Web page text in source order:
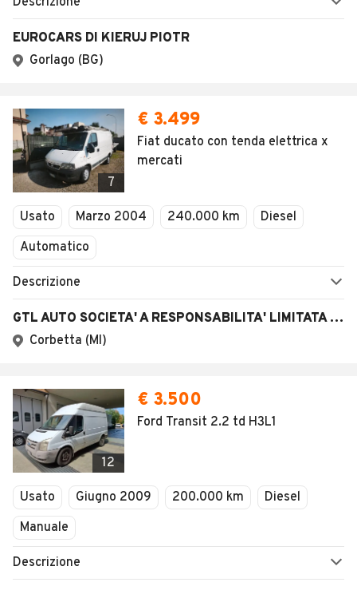
EUROCARS DI KIERUJ PIOTR
Gorlago (BG)
7
€ 3.499
Fiat ducato con tenda elettrica x
mercati
Usato Marzo 2004 240.000 km
Diesel
Automatico
Descrizione
GTL AUTO SOCIETA' A RESPONSABILITA' LIMITATA SEMPLIFICATA
Corbetta (MI)
12
€ 3.500
Ford Transit 2.2 td H3L1
Usato Giugno 2009 200.000 km
Diesel
Manuale
Descrizione